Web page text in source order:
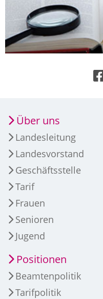
Über uns
Landesleitung
Landesvorstand
Geschäftsstelle
Tarif
Frauen
Senioren
Jugend
Positionen
Beamtenpolitik
Tarifpolitik